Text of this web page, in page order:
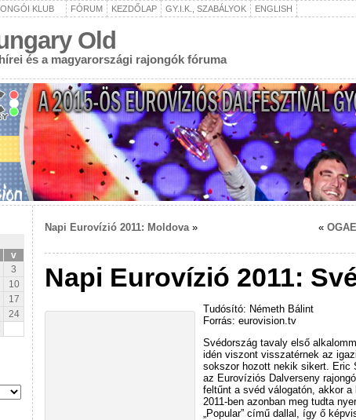
KLUB FÓRUM KEZDŐLAP GY.I.K., SZABÁLYOK ENGLISH
Old
és a magyarországi rajongók fóruma
v
3
10
17
24
Napi Eurovízió 2011: Moldova» «
Napi Eurovízió 2011:
Tudósító: Németh Bálint
Forrás: eurovision.tv
Svédország tavaly első
idén viszont visszatérnek az
sokszor hozott nekik sikert. Eric
az Eurovíziós Dalverseny
feltűnt a svéd válogatón, akkor a
2011-ben azonban meg tudta
„Popular” című dallal, így ő